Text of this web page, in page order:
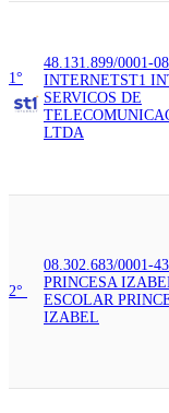
1°
48.131.899/0001-08
INTERNETST1
SERVICOS DE
LTDA
2°
08.302.683/0001-43
PRINCESA
ESCOLAR
IZABEL